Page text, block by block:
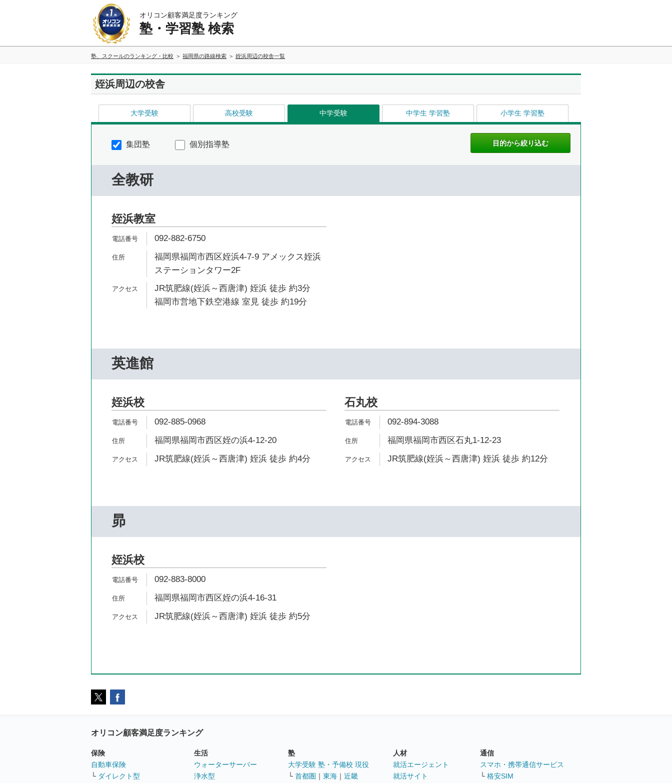
オリコン顧客満足度ランキング
塾・学習塾 検索
塾、スクールのランキング・比較 福岡県の路線検索 姪浜周辺の校舎一覧
姪浜周辺の校舎
大学受験 高校受験 中学受験 中学生 学習塾 小学生 学習塾
集団塾 個別指導塾
全教研
姪浜教室
092-882-6750
福岡県福岡市西区姪浜4-7-9 アメックス姪浜
ステーションタワー2F
JR筑肥線(姪浜～西唐津) 姪浜 徒歩 約3分
福岡市営地下鉄空港線 室見 徒歩 約19分
英進館
姪浜校
092-885-0968
福岡県福岡市西区姪の浜4-12-20
JR筑肥線(姪浜～西唐津) 姪浜 徒歩 約4分
石丸校
092-894-3088
福岡県福岡市西区石丸1-12-23
JR筑肥線(姪浜～西唐津) 姪浜 徒歩 約12分
昴
姪浜校
092-883-8000
福岡県福岡市西区姪の浜4-16-31
JR筑肥線(姪浜～西唐津) 姪浜 徒歩 約5分
オリコン顧客満足度ランキング
保険
自動車保険
└ ダイレクト型
生活
ウォーターサーバー
浄水型
塾
大学受験 塾・予備校 現役
└ 首都圏 ｜ 東海 ｜ 近畿
人材
就活エージェント
就活サイト
通信
スマホ・携帯通信サービス
└ 格安SIM